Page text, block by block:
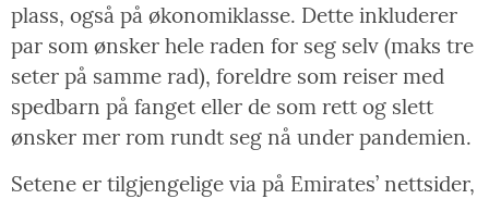
plass, også på økonomiklasse. Dette inkluderer
par som ønsker hele raden for seg selv (maks tre
seter på samme rad), foreldre som reiser med
spedbarn på fanget eller de som rett og slett
ønsker mer rom rundt seg nå under pandemien.
Setene er tilgjengelige via på Emirates’ nettsider,